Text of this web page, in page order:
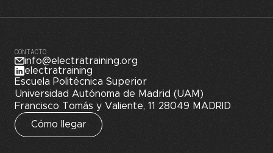
CONTACTO
info@electratraining.org
electratraining
Escuela Politécnica Superior
Universidad Autónoma de Madrid (UAM)
Francisco Tomás y Valiente, 11 28049 MADRID
Cómo llegar